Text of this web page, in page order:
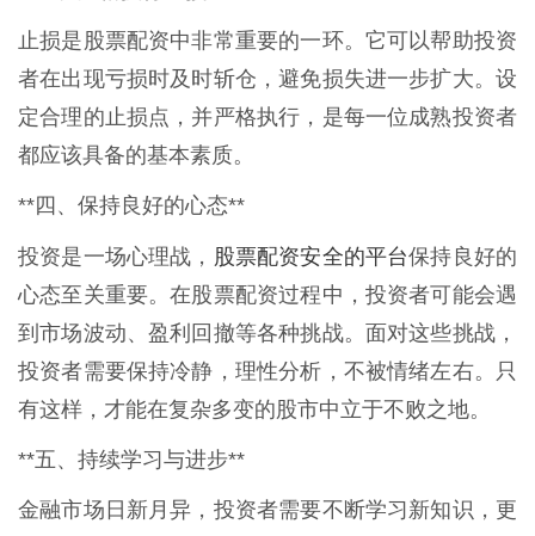
止损是股票配资中非常重要的一环。它可以帮助投资
者在出现亏损时及时斩仓，避免损失进一步扩大。设
定合理的止损点，并严格执行，是每一位成熟投资者
都应该具备的基本素质。
**四、保持良好的心态**
投资是一场心理战， 股票配资安全的平台保持良好的
心态至关重要。在股票配资过程中，投资者可能会遇
到市场波动、盈利回撤等各种挑战。面对这些挑战，
投资者需要保持冷静，理性分析，不被情绪左右。只
有这样，才能在复杂多变的股市中立于不败之地。
**五、持续学习与进步**
金融市场日新月异，投资者需要不断学习新知识，更